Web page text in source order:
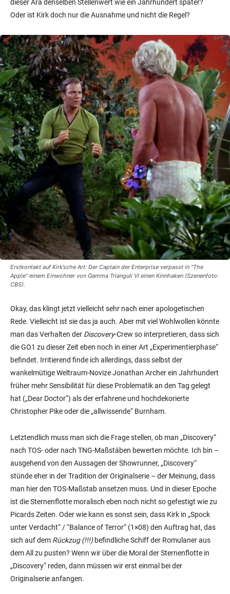
dieser Ära denselben Stellenwert wie ein Jahrhundert später?
Oder ist Kirk doch nur die Ausnahme und nicht die Regel?
Erstkontakt auf Kirk’sche Art: Der Captain derEnterprise verpasst in “The
Apple” einem Einwohner von Gamma Trianguli VI einen Kinnhaken (Szenenfoto:
CBS).
Okay, das klingt jetzt vielleicht sehr nach einer apologetischen
Rede. Vielleicht ist sie das ja auch. Aber mit viel Wohlwollen könnte
man das Verhalten der Discovery-Crew so interpretieren, dass sich
die GO1 zu dieser Zeit eben noch in einer Art „Experimentierphase“
befindet. Irritierend finde ich allerdings, dass selbst der
wankelmütige Weltraum-Novize Jonathan Archer ein Jahrhundert
früher mehr Sensibilität für diese Problematik an den Tag gelegt
hat („Dear Doctor“) als der erfahrene und hochdekorierte
Christopher Pike oder die „allwissende“ Burnham.
Letztendlich muss man sich die Frage stellen, ob man „Discovery“
nach TOS- oder nach TNG-Maßstäben bewerten möchte. Ich bin –
ausgehend von den Aussagen der Showrunner, „Discovery“
stünde eher in der Tradition der Originalserie – der Meinung, dass
man hier den TOS-Maßstab ansetzen muss. Und in dieser Epoche
ist die Sternenflotte moralisch eben noch nicht so gefestigt wie zu
Picards Zeiten. Oder wie kann es sonst sein, dass Kirk in „Spock
unter Verdacht“ / “Balance of Terror“ (1×08) den Auftrag hat, das
sich auf dem Rückzug (!!!)befindliche Schiff der Romulaner aus
dem All zu pusten? Wenn wir über die Moral der Sternenflotte in
„Discovery“ reden, dann müssen wir erst einmal bei der
Originalserie anfangen.